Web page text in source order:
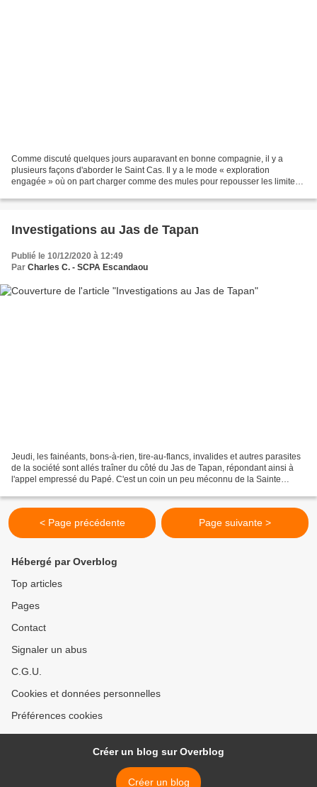
Comme discuté quelques jours auparavant en bonne compagnie, il y a
plusieurs façons d'aborder le Saint Cas. Il y a le mode « exploration
engagée » où on part charger comme des mules pour repousser les limites
Investigations au Jas de Tapan
Publié le 10/12/2020 à 12:49
Par Charles C. - SCPA Escandaou
Jeudi, les fainéants, bons-à-rien, tire-au-flancs, invalides et autres parasites
de la société sont allés traîner du côté du Jas de Tapan, répondant ainsi à
l'appel empressé du Papé. C'est un coin un peu méconnu de la Sainte
< Page précédente Page suivante >
Hébergé par Overblog
Top articles
Pages
Contact
Signaler un abus
C.G.U.
Cookies et données personnelles
Préférences cookies
Créer un blog sur Overblog
Créer un blog